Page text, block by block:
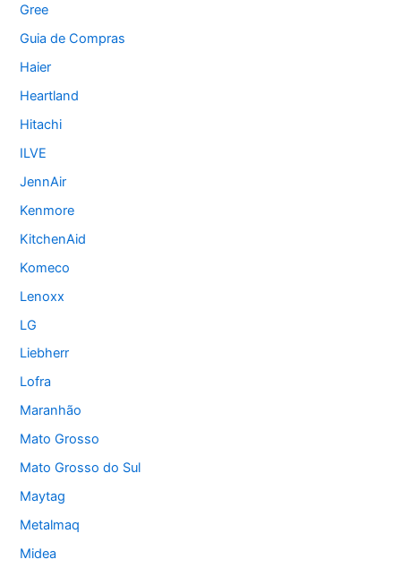
Gree
Guia de Compras
Haier
Heartland
Hitachi
ILVE
JennAir
Kenmore
KitchenAid
Komeco
Lenoxx
LG
Liebherr
Lofra
Maranhão
Mato Grosso
Mato Grosso do Sul
Maytag
Metalmaq
Midea